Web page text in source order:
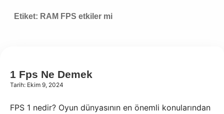
Etiket:RAM FPS etkiler mi
1 Fps Ne Demek
Tarih: Ekim 9, 2024
FPS 1 nedir? Oyun dünyasının en önemli konularından